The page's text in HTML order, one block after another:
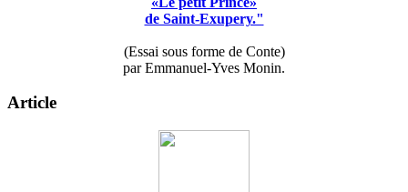
de Saint-Exupery."
(Essai sous forme de Conte)
par Emmanuel-Yves Monin.
Article